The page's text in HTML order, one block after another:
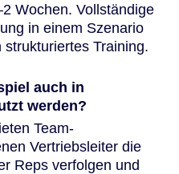
Wochen. Vollständige
in einem Szenario
Training.
auch in
werden?
Team-
Vertriebsleiter die
Reps verfolgen und